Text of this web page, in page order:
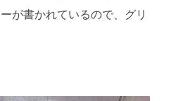
が書かれているので、グリ